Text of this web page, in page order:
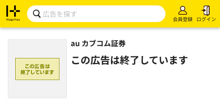
会員登録 ログイン
au カブコム証券
この広告は終了しています